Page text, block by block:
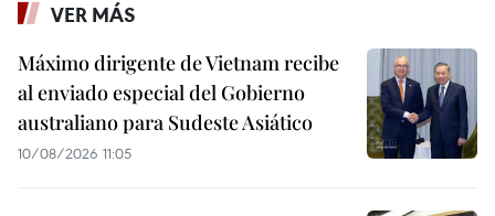
VER MÁS
Máximo dirigente de Vietnam recibe
al enviado especial del Gobierno
australiano para Sudeste Asiático
10/08/2026 11:05